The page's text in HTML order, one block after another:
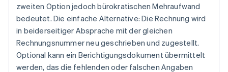
zweiten Option jedoch bürokratischen Mehraufwand
bedeutet. Die einfache Alternative: Die Rechnung wird
in beiderseitiger Absprache mit der gleichen
Rechnungsnummer neu geschrieben und zugestellt.
Optional kann ein Berichtigungsdokument übermittelt
werden, das die fehlenden oder falschen Angaben